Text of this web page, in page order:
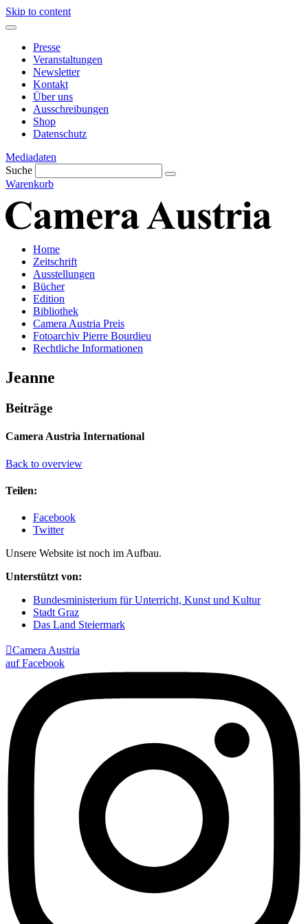
Skip to content
Presse
Veranstaltungen
Newsletter
Kontakt
Über uns
Ausschreibungen
Shop
Datenschutz
Mediadaten
Suche
Warenkorb
Home
Zeitschrift
Ausstellungen
Bücher
Edition
Bibliothek
Camera Austria Preis
Fotoarchiv Pierre Bourdieu
Rechtliche Informationen
Jeanne
Beiträge
Camera Austria International
Back to overview
Teilen:
Facebook
Twitter
Unsere Website ist noch im Aufbau.
Unterstützt von:
Bundesministerium für Unterricht, Kunst und Kultur
Stadt Graz
Das Land Steiermark
Camera Austria
auf Facebook